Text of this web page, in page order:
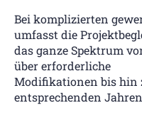
Bei komplizierten
umfasst die
das ganze Spektrum
über erforderliche
Modifikationen bis hin
entsprechenden